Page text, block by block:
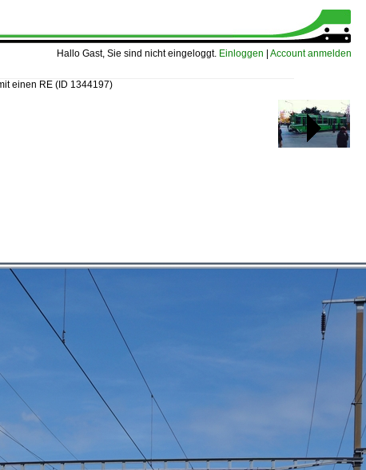
Hallo Gast, Sie sind nicht eingeloggt. Einloggen Account anmelden
einen RE (ID 1344197)